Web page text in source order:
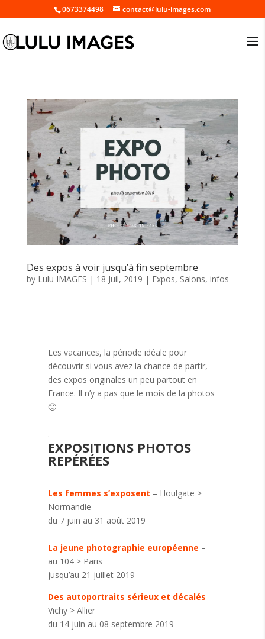
0673374498 contact@lulu-images.com
Des expos à voir jusqu’à fin septembre
by Lulu IMAGES | 18 Juil, 2019 | Expos, Salons, infos
Les vacances, la période idéale pour
découvrir si vous avez la chance de partir,
des expos originales un peu partout en
France. Il n’y a pas que le mois de la photos
🙂
.
EXPOSITIONS PHOTOS
REPÉRÉES
Les femmes s’exposent – Houlgate >
Normandie
du 7 juin au 31 août 2019
La jeune photographie européenne –
au 104 > Paris
jusqu’au 21 juillet 2019
Des autoportraits sérieux et décalés –
Vichy > Allier
du 14 juin au 08 septembre 2019